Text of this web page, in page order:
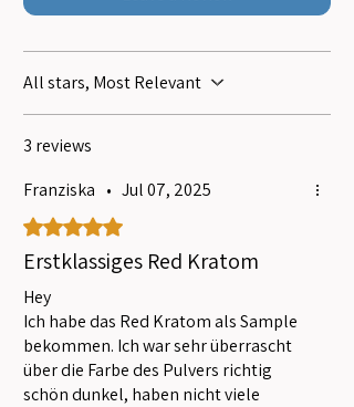
wodurch die Reinheit und Qualität des
Endprodukts zusätzlich unterstrichen
werden.
harmonische Kombination aus
Erfahrung, Naturverbundenheit und
handwerklicher Präzision – ideal für alle,
die großen Wert auf hochwertige
Pflanzenprodukte legen.
All stars, Most Relevant
3 reviews
Franziska • Jul 07, 2025
Rated 5 out of 5 stars.
Erstklassiges Red Kratom
Hey
Ich habe das Red Kratom als Sample
bekommen. Ich war sehr überrascht
über die Farbe des Pulvers richtig
schön dunkel, haben nicht viele